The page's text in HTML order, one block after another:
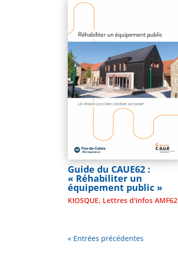
Guide du CAUE62 :
« Réhabiliter un
équipement public »
KIOSQUE, Lettres d'infos AMF62
« Entrées précédentes